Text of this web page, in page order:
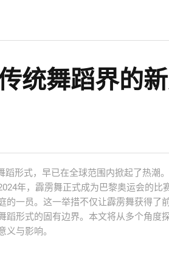
统舞蹈界的
形式，早已在全球范围内掀起了热潮
年，霹雳舞正式成为巴黎奥运会的比
的一员。这一举措不仅让霹雳舞获得了
蹈形式的固有边界。本文将从多个角度
与影响。